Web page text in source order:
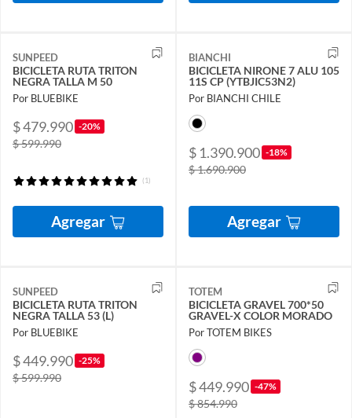
SUNPEED
BICICLETA RUTA TRITON
NEGRA TALLA M 50
Por BLUEBIKE
$ 479.990 -20%
$ 599.990
(1)
Agregar
BIANCHI
BICICLETA NIRONE 7 ALU 105
11S CP (YTBJIC53N2)
Por BIANCHI CHILE
$ 1.390.900 -18%
$ 1.690.900
Agregar
SUNPEED
BICICLETA RUTA TRITON
NEGRA TALLA 53 (L)
Por BLUEBIKE
$ 449.990 -25%
$ 599.990
TOTEM
BICICLETA GRAVEL 700*50
GRAVEL-X COLOR MORADO
Por TOTEM BIKES
$ 449.990 -47%
$ 854.990